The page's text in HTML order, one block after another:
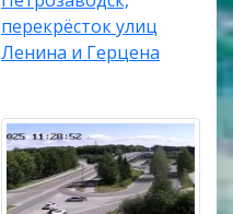
перекрёсток улиц
Ленина и Герцена